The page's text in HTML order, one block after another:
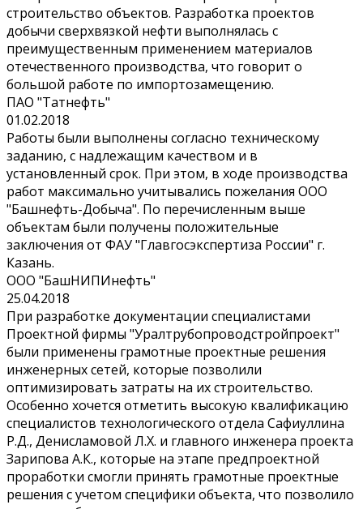
строительство объектов. Разработка проектов
добычи сверхвязкой нефти выполнялась с
преимущественным применением материалов
отечественного производства, что говорит о
большой работе по импортозамещению.
ПАО "Татнефть"
01.02.2018
Работы были выполнены согласно техническому
заданию, с надлежащим качеством и в
установленный срок. При этом, в ходе производства
работ максимально учитывались пожелания ООО
"Башнефть-Добыча". По перечисленным выше
объектам были получены положительные
заключения от ФАУ "Главгосэкспертиза России" г.
Казань.
ООО "БашНИПИнефть"
25.04.2018
При разработке документации специалистами
Проектной фирмы "Уралтрубопроводстройпроект"
были применены грамотные проектные решения
инженерных сетей, которые позволили
оптимизировать затраты на их строительство.
Особенно хочется отметить высокую квалификацию
специалистов технологического отдела Сафиуллина
Р.Д., Денисламовой Л.Х. и главного инженера проекта
Зарипова А.К., которые на этапе предпроектной
проработки смогли принять грамотные проектные
решения с учетом специфики объекта, что позволило